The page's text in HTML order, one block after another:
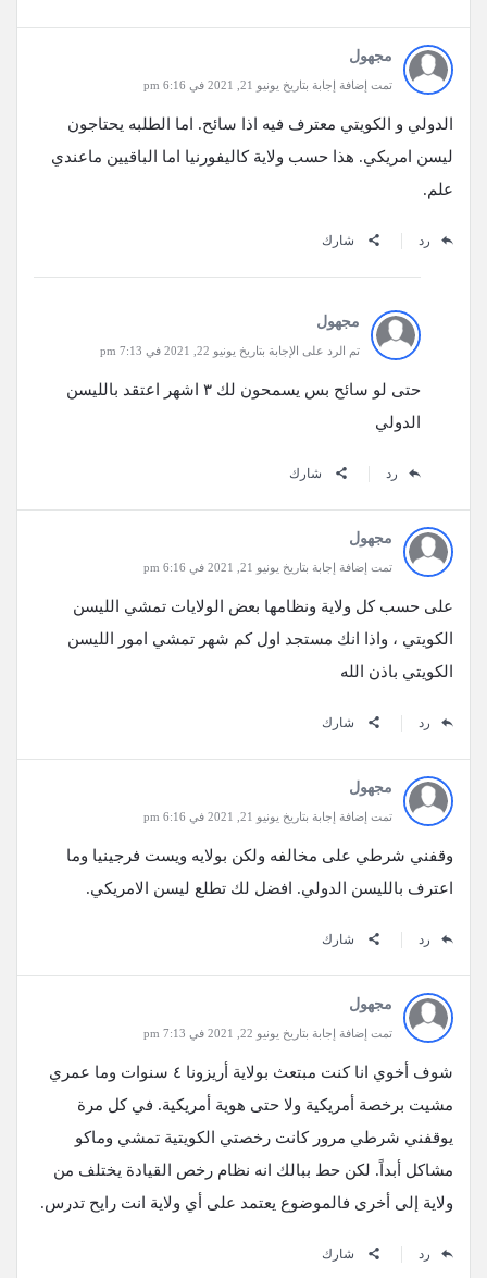
مجهول
تمت إضافة إجابة بتاريخ يونيو 21, 2021 في 6:16 pm
الدولي و الكويتي معترف فيه اذا سائح. اما الطلبه يحتاجون
ليسن امريكي. هذا حسب ولاية كاليفورنيا اما الباقيين ماعندي
علم.
رد شارك
مجهول
تم الرد على الإجابة بتاريخ يونيو 22, 2021 في 7:13 pm
حتى لو سائح بس يسمحون لك ٣ اشهر اعتقد بالليسن
الدولي
رد شارك
مجهول
تمت إضافة إجابة بتاريخ يونيو 21, 2021 في 6:16 pm
على حسب كل ولاية ونظامها بعض الولايات تمشي الليسن
الكويتي ، واذا انك مستجد اول كم شهر تمشي امور الليسن
الكويتي باذن الله
رد شارك
مجهول
تمت إضافة إجابة بتاريخ يونيو 21, 2021 في 6:16 pm
وقفني شرطي على مخالفه ولكن بولايه ويست فرجينيا وما
اعترف بالليسن الدولي. افضل لك تطلع ليسن الامريكي.
رد شارك
مجهول
تمت إضافة إجابة بتاريخ يونيو 22, 2021 في 7:13 pm
شوف أخوي انا كنت مبتعث بولاية أريزونا ٤ سنوات وما عمري
مشيت برخصة أمريكية ولا حتى هوية أمريكية. في كل مرة
يوقفني شرطي مرور كانت رخصتي الكويتية تمشي وماكو
مشاكل أبداً. لكن حط ببالك انه نظام رخص القيادة يختلف من
ولاية إلى أخرى فالموضوع يعتمد على أي ولاية انت رايح تدرس.
رد شارك